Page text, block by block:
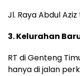
Jl. Raya Abdul
3. Kelurahan
RT di Genteng
hanya di jalan